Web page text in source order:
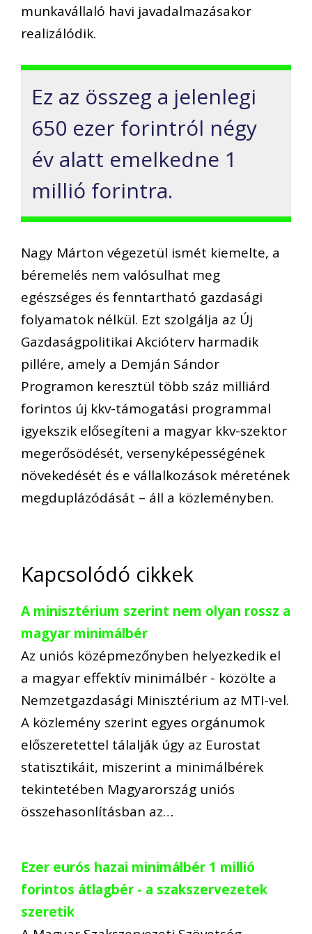
munkavállaló havi javadalmazásakor
realizálódik.
Ez az összeg a jelenlegi
650 ezer forintról négy
év alatt emelkedne 1
millió forintra.
Nagy Márton végezetül ismét kiemelte, a
béremelés nem valósulhat meg
egészséges és fenntartható gazdasági
folyamatok nélkül. Ezt szolgálja az Új
Gazdaságpolitikai Akcióterv harmadik
pillére, amely a Demján Sándor
Programon keresztül több száz milliárd
forintos új kkv-támogatási programmal
igyekszik elősegíteni a magyar kkv-szektor
megerősödését, versenyképességének
növekedését és e vállalkozások méretének
megduplázódását – áll a közleményben.
Kapcsolódó cikkek
A minisztérium szerint nem olyan rossz a
magyar minimálbér
Az uniós középmezőnyben helyezkedik el
a magyar effektív minimálbér - közölte a
Nemzetgazdasági Minisztérium az MTI-vel.
A közlemény szerint egyes orgánumok
előszeretettel tálalják úgy az Eurostat
statisztikáit, miszerint a minimálbérek
tekintetében Magyarország uniós
összehasonlításban az…
Ezer eurós hazai minimálbér 1 millió
forintos átlagbér - a szakszervezetek
szeretik